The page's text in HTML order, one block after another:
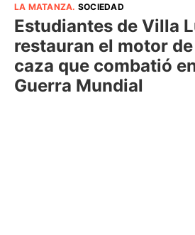
LA MATANZA. SOCIEDAD
Estudiantes de Villa
restauran el motor
caza que combatió
Guerra Mundial